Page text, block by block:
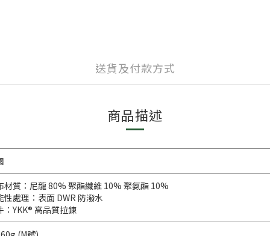
送貨及付款方式
商品描述
材質：尼龍 80% 聚酯纖維 10% 聚氨酯 10%
性處理：表面 DWR 防潑水
：YKK® 高品質拉鍊